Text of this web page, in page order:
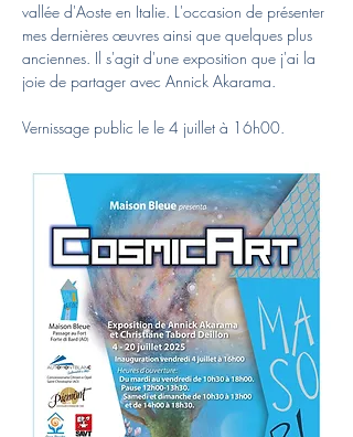
vallée d'Aoste en Italie. L'occasion de présenter
mes dernières œuvres ainsi que quelques plus
anciennes. Il s'agit d'une exposition que j'ai la
joie de partager avec Annick Akarama.
Vernissage public le le 4 juillet à 16h00.